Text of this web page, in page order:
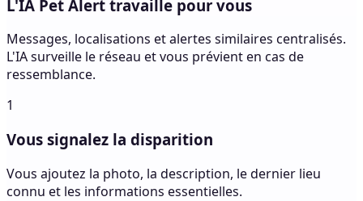
L'IA Pet Alert travaille pour vous
Messages, localisations et alertes similaires centralisés.
L'IA surveille le réseau et vous prévient en cas de
ressemblance.
1
Vous signalez la disparition
Vous ajoutez la photo, la description, le dernier lieu
connu et les informations essentielles.